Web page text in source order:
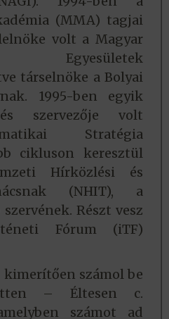
(MMA) tagjai
volt a Magyar
Egyesületek
társelnöke a Bolyai
1995-ben egyik
és szervezője volt
Stratégia
cikluson keresztül
Hírközlési és
(NHIT), a
Részt vesz
Fórum (iTF)
számol be
– Éltesen c.
számot ad